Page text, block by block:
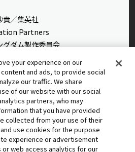
／集英社
Partners
ダム製作委員会
喰種製作委員会
喰種：re製作委員会
英社・魔防隊広報部
売テレビ・サンライズ 2009
ＭＡＰＰＡ
ーマンプロジェクト ©藤本タツ
your experience on our
and ads, to provide social
our traffic. We share
of our website with our social
partners, who may
that you have provided
collected from your use of their
use cookies for the purpose
experience or advertisement
web access analytics for our